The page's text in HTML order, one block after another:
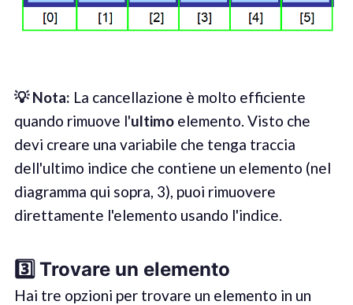
💡 Nota: La cancellazione è molto efficiente
quando rimuove l'ultimoelemento. Visto che
devi creare una variabile che tenga traccia
dell'ultimo indice che contiene un elemento (nel
diagramma qui sopra, 3), puoi rimuovere
direttamente l'elemento usando l'indice.
3️⃣ Trovare un elemento
Hai tre opzioni per trovare un elemento in un